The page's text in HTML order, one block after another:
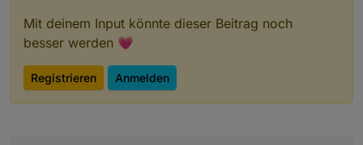
Mit deinem Input könnte dieser Beitrag noch
besser werden 💗
Registrieren Anmelden